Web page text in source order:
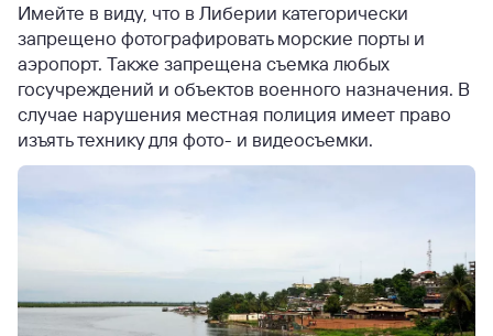
Имейте в виду, что в Либерии категорически
запрещено фотографировать морские порты и
аэропорт. Также запрещена съемка любых
госучреждений и объектов военного назначения. В
случае нарушения местная полиция имеет право
изъять технику для фото- и видеосъемки.